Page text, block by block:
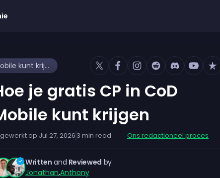
Hoe je gratis CP in CoD Mobile kunt krijgen
je gratis CP in CoD
kunt krijgen
op Jul 27, 2026 3 min read Ons redactioneel proces
Written and Reviewed by
Jonathan,Anthony